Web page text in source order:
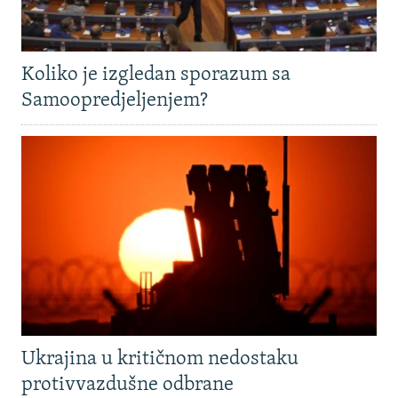
Koliko je izgledan sporazum sa
Samoopredjeljenjem?
Ukrajina u kritičnom nedostaku
protivvazdušne odbrane